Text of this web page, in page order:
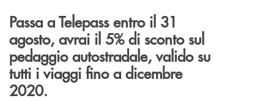
Passa a Telepass entro il 31
agosto, avrai il 5% di sconto sul
pedaggio autostradale, valido su
tutti i viaggi fino a dicembre
2020.